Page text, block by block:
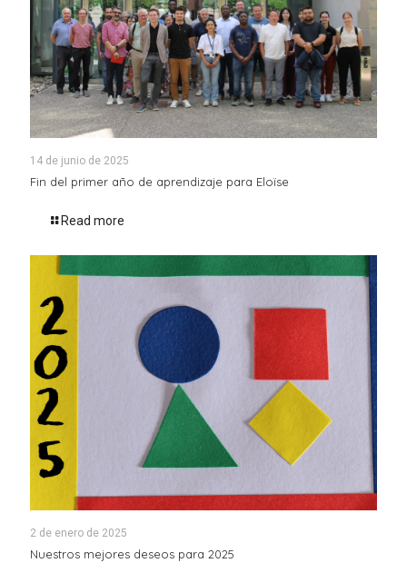
14 de junio de 2025
Fin del primer año de aprendizaje para Eloïse
Read more
2 de enero de 2025
Nuestros mejores deseos para 2025